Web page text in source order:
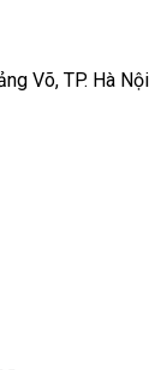
Võ, TP. Hà Nội